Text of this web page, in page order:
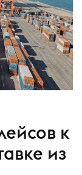
к
из